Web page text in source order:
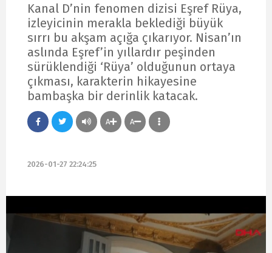
Kanal D’nin fenomen dizisi Eşref Rüya,
izleyicinin merakla beklediği büyük
sırrı bu akşam açığa çıkarıyor. Nisan’ın
aslında Eşref’in yıllardır peşinden
sürüklendiği ‘Rüya’ olduğunun ortaya
çıkması, karakterin hikayesine
bambaşka bir derinlik katacak.
A A
2026-01-27 22:24:25